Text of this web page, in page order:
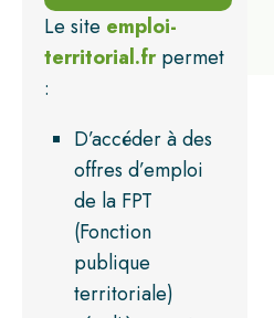
Le site emploi-
territorial.frpermet
:
D’accéder à des
offres d’emploi
de la FPT
(Fonction
publique
territoriale)